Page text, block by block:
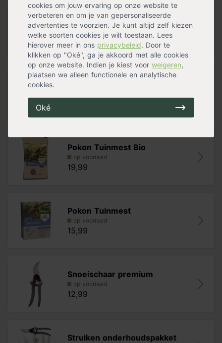
cookies om jouw ervaring op onze website te
verbeteren en om je van gepersonaliseerde
advertenties te voorzien. Je kunt altijd zelf kiezen
welke soorten cookies je wilt toestaan. Lees
hierover meer in ons privacybeleid. Door te
klikken op "Oké", ga je akkoord met alle cookies
op onze website. Indien je kiest voor weigeren,
plaatsen we alleen functionele en analytische
cookies.
Oké
dat jaar. Wanneer je de 'Mme Lemoine' te drastisch
snoeit, blijft de bloei zelfs enkele jaren uit. Staat je sering
op wat armere grond? Bemest de plant dan in het
voorjaar.
Verplantschepje breed
op voorraad
8,99
Pokon Tuinmest Bio
op voorraad
19,99
Pokon Tuinmest
op voorraad
15,99
Snoeischaar premium
op voorraad
12,99
Struiken onderhoudspakket